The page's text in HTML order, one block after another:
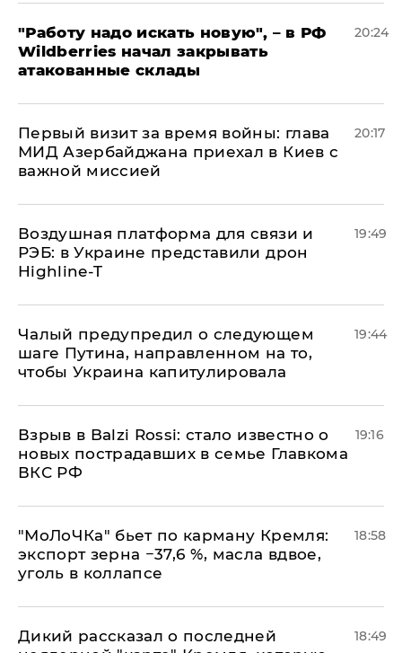
"Работу надо искать новую", – в РФ
Wildberries начал закрывать
атакованные склады
20:24
Первый визит за время войны: глава
МИД Азербайджана приехал в Киев с
важной миссией
20:17
Воздушная платформа для связи и
РЭБ: в Украине представили дрон
Highline-T
19:49
Чалый предупредил о следующем
шаге Путина, направленном на то,
чтобы Украина капитулировала
19:44
Взрыв в Balzi Rossi: стало известно о
новых пострадавших в семье Главкома
ВКС РФ
19:16
​"МоЛоЧКа" бьет по карману Кремля:
экспорт зерна −37,6 %, масла вдвое,
уголь в коллапсе
18:58
Дикий рассказал о последней
18:49